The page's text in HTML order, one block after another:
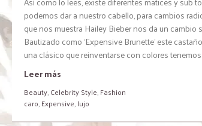
podemos dar a nuestro cabello, para cambios
que nos muestra Hailey Bieber nos da un cambio
Bautizado como ‘Expensive Brunette’ este
una clásico que reinventarse con colores
Leer más
Beauty,Celebrity Style,Fashion
caro,Expensive,lujo